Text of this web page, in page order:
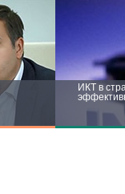
ИКТ в